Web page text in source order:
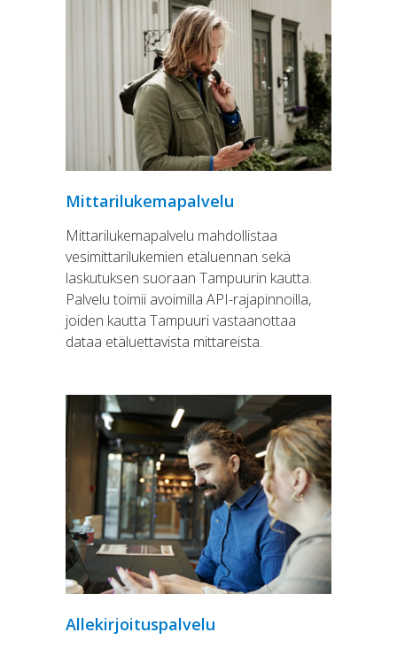
Mittarilukemapalvelu
Mittarilukemapalvelu mahdollistaa
vesimittarilukemien etäluennan sekä
laskutuksen suoraan Tampuurin kautta.
Palvelu toimii avoimilla API-rajapinnoilla,
joiden kautta Tampuuri vastaanottaa
dataa etäluettavista mittareista.
Allekirjoituspalvelu